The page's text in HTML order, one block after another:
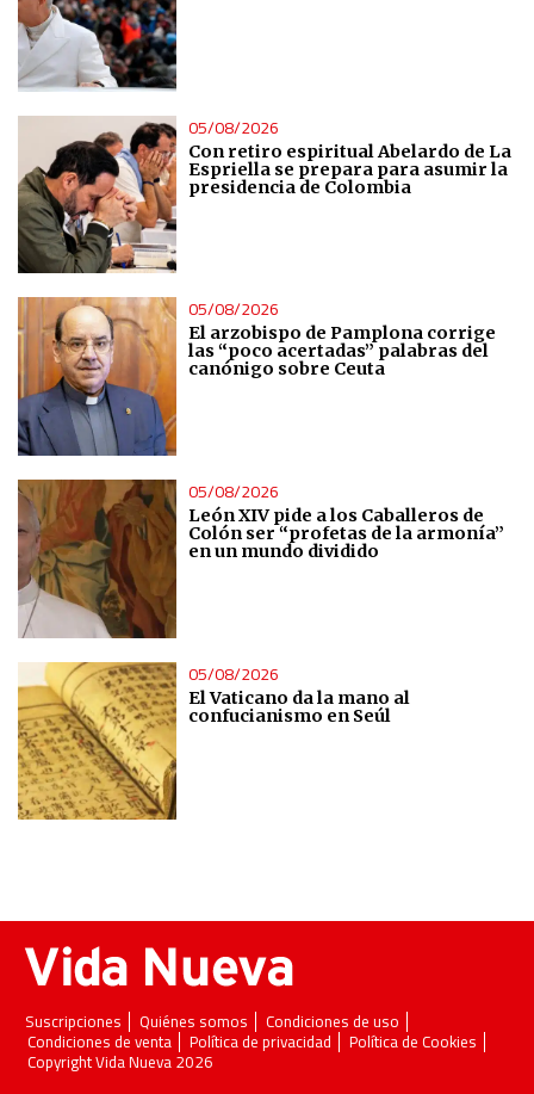
05/08/2026
Con retiro espiritual Abelardo de La
Espriella se prepara para asumir la
presidencia de Colombia
05/08/2026
El arzobispo de Pamplona corrige
las “poco acertadas” palabras del
canónigo sobre Ceuta
05/08/2026
León XIV pide a los Caballeros de
Colón ser “profetas de la armonía”
en un mundo dividido
05/08/2026
El Vaticano da la mano al
confucianismo en Seúl
Suscripciones Quiénes somos
Condiciones de uso
Condiciones de venta
Política de privacidad
Política de Cookies
Copyright Vida Nueva 2026